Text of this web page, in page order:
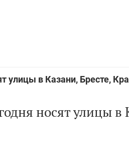
улицы в Казани, Бресте,
носят улицы в